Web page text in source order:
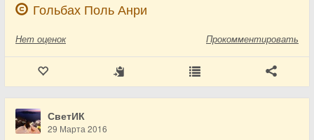
Гольбах Поль Анри
Нет оценок Прокомментировать
СветИК
29 Марта 2016